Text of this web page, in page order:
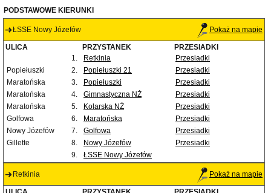
PODSTAWOWE KIERUNKI
ŁSSE Nowy Józefów Pokaż na mapie
ULICA PRZYSTANEK
PRZESIADKI
1.
Retkinia
Przesiadki
Popiełuszki
2. Popiełuszki 21
Przesiadki
Maratońska
3. Popiełuszki
Przesiadki
Maratońska
4. Gimnastyczna NŻ
Przesiadki
Maratońska
5. Kolarska NŻ
Przesiadki
Golfowa
6. Maratońska
Przesiadki
Nowy Józefów
7. Golfowa
Przesiadki
Gillette
8. Nowy Józefów
Przesiadki
9.
ŁSSE Nowy Józefów
Retkinia Pokaż na mapie